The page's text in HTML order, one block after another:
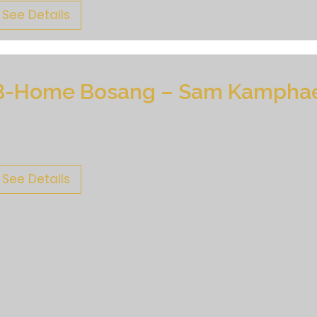
See Details
Home Bosang – Sam
See Details